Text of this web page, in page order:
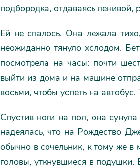
подбородка, отдаваясь ленивой,
Ей не спалось. Она лежала
неожиданно тянуло холодом.
посмотрела на часы: почти
выйти из дома и на машине
восьми, чтобы успеть на
Спустив ноги на пол, она
надеялась, что на Рождество
обычно в сочельник, к тому же в
головы, уткнувшиеся в